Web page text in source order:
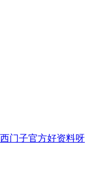
门子官方好资料呀